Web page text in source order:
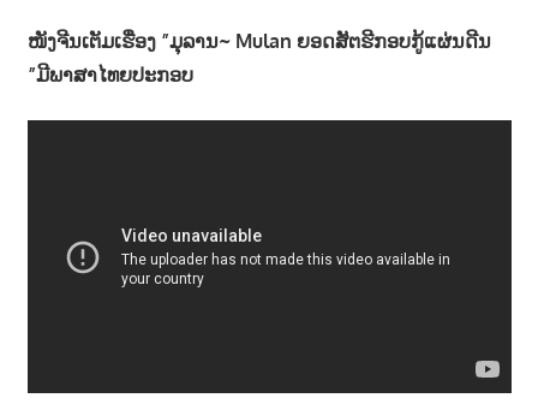
ໜັງຈີນເຕັມເຮື່ອງ ”ມຸລານ~ Mulan ຍອດສັຕຮີກອບກູ້ແຜ່ນດີນ
”ມີພາສາໄທຍປະກອບ